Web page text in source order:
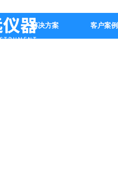
解决方案 客户案例